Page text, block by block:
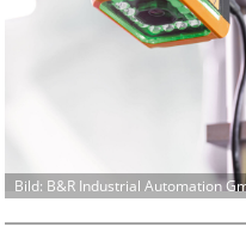
Bild: B&R Industrial Automation